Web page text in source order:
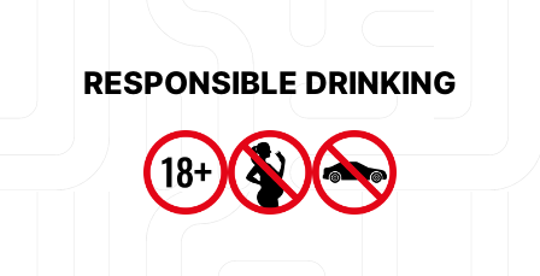
RESPONSIBLE DRINKING